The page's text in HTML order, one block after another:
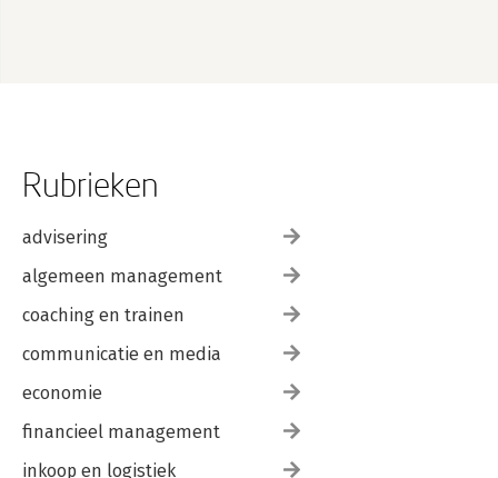
Rubrieken
advisering
algemeen management
coaching en trainen
communicatie en media
economie
financieel management
inkoop en logistiek